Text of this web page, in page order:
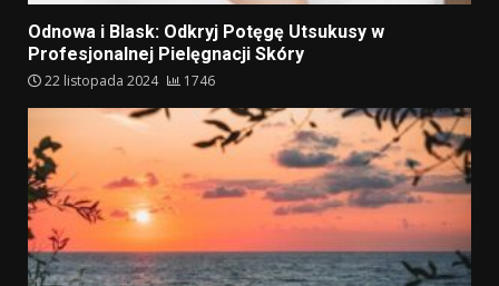
Odnowa i Blask: Odkryj Potęgę Utsukusy w
Profesjonalnej Pielęgnacji Skóry
22 listopada 2024 1746